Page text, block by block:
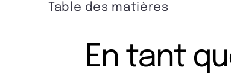
Table des matières
En tant